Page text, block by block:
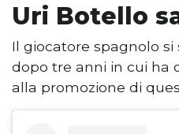
Uri Botello
Il giocatore spagnolo
dopo tre anni in cui ha
alla promozione di